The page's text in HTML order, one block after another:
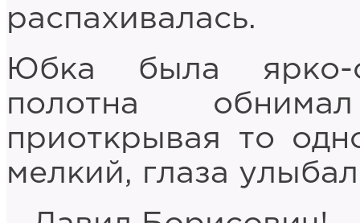
распахивалась.
Юбка была ярко-
полотна
приоткрывая то
мелкий, глаза